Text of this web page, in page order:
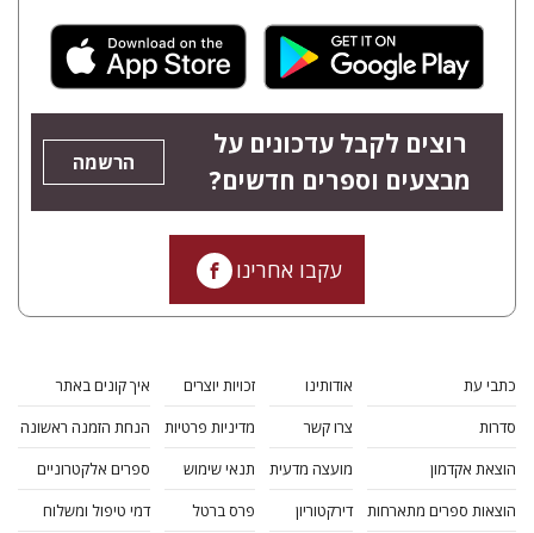
רוצים לקבל עדכונים על
מבצעים וספרים חדשים?
הרשמה
עקבו אחרינו
כתבי עת
סדרות
הוצאת אקדמון
הוצאות ספרים מתארחות
אודותינו
צרו קשר
מועצה מדעית
דירקטוריון
זכויות יוצרים
מדיניות פרטיות
תנאי שימוש
פרס ברטל
איך קונים באתר
הנחת הזמנה ראשונה
ספרים אלקטרוניים
דמי טיפול ומשלוח